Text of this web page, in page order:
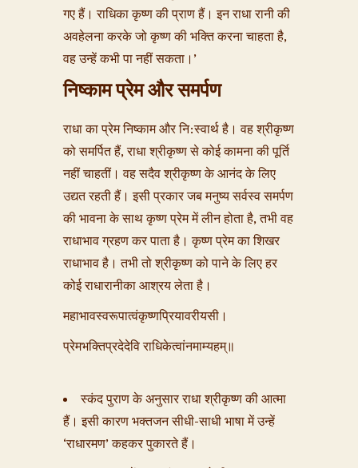
गए हैं। राधिका कृष्ण की प्राण हैं। इन राधा रानी की
अवहेलना करके जो कृष्ण की भक्ति करना चाहता है,
वह उन्हें कभी पा नहीं सकता।’
निष्काम प्रेम और समर्पण
राधा का प्रेम निष्काम और नि:स्वार्थ है। वह श्रीकृष्ण
को समर्पित हैं, राधा श्रीकृष्ण से कोई कामना की पूर्ति
नहीं चाहतीं। वह सदैव श्रीकृष्ण के आनंद के लिए
उद्यत रहती हैं। इसी प्रकार जब मनुष्य सर्वस्व समर्पण
की भावना के साथ कृष्ण प्रेम में लीन होता है, तभी वह
राधाभाव ग्रहण कर पाता है। कृष्ण प्रेम का शिखर
राधाभाव है। तभी तो श्रीकृष्ण को पाने के लिए हर
कोई राधारानीका आश्रय लेता है।
महाभावस्वरूपात्वंकृष्णप्रियावरीयसी।
प्रेमभक्तिप्रदेदेवि राधिकेत्वांनमाम्यहम्॥
स्कंद पुराण के अनुसार राधा श्रीकृष्ण की आत्मा
हैं। इसी कारण भक्तजन सीधी-साधी भाषा में उन्हें
‘राधारमण’ कहकर पुकारते हैं।